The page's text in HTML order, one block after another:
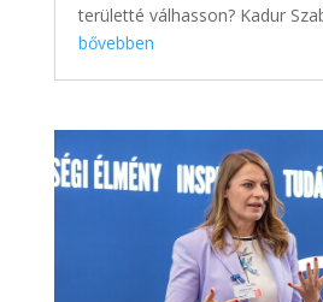
területté válhasson? Kadur
bővebben